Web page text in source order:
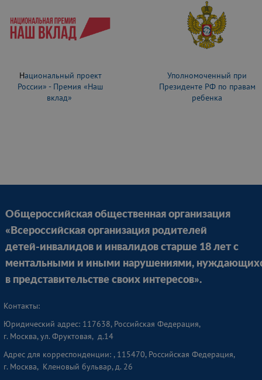
Уполномоченный при
Президенте РФ по правам
ребенка
Национальный проект
России» - Премия «Наш
вклад»
Общероссийская общественная организация
«Всероссийская организация родителей
детей-инвалидов и инвалидов старше 18 лет с
ментальными и иными нарушениями,
в представительстве своих интересов».
Контакты:
Юридический адрес: 117638, Российская Федерация,
г. Москва, ул. Фруктовая, д.14
Адрес для корреспонденции: , 115470, Российская Федерация,
г. Москва, Кленовый бульвар, д. 26